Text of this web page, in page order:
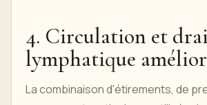
4. Circulation et
lymphatique
La combinaison d'étirements, de